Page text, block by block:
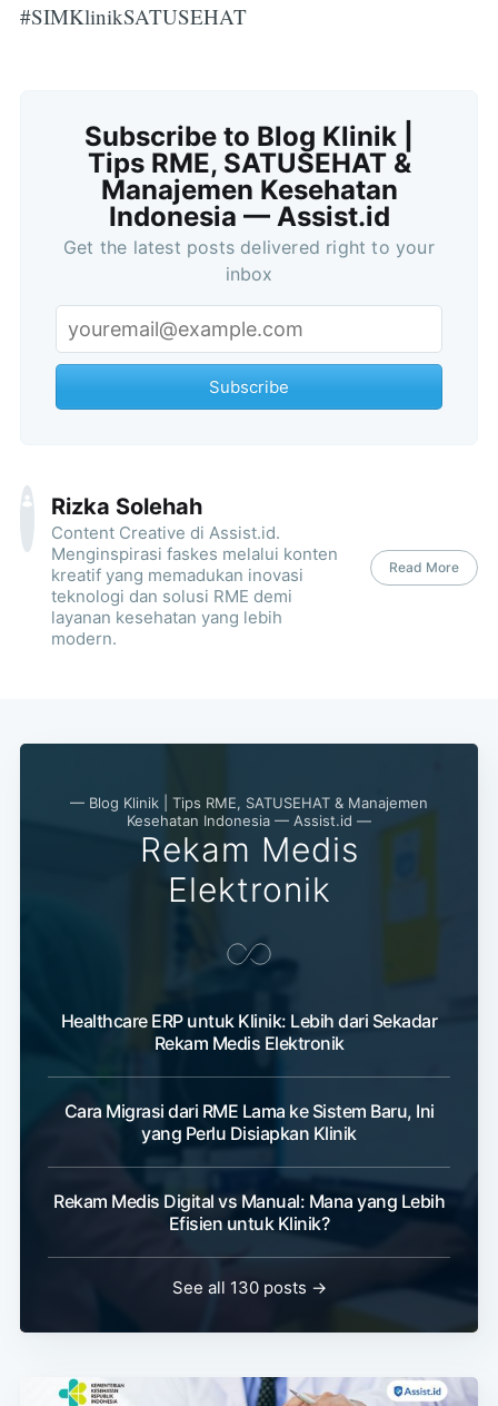
#SIMKlinikSATUSEHAT
Subscribe to Blog Klinik |
Tips RME, SATUSEHAT &
Manajemen Kesehatan
Indonesia — Assist.id
Get the latest posts delivered right to your
inbox
Subscribe
Rizka Solehah
Content Creative di Assist.id.
Menginspirasi faskes melalui konten
kreatif yang memadukan inovasi
teknologi dan solusi RME demi
layanan kesehatan yang lebih
modern.
Read More
— Blog Klinik | Tips RME, SATUSEHAT & Manajemen
Kesehatan Indonesia — Assist.id —
Rekam Medis
Elektronik
Healthcare ERP untuk Klinik: Lebih dari Sekadar
Rekam Medis Elektronik
Cara Migrasi dari RME Lama ke Sistem Baru, Ini
yang Perlu Disiapkan Klinik
Rekam Medis Digital vs Manual: Mana yang Lebih
Efisien untuk Klinik?
See all 130 posts →